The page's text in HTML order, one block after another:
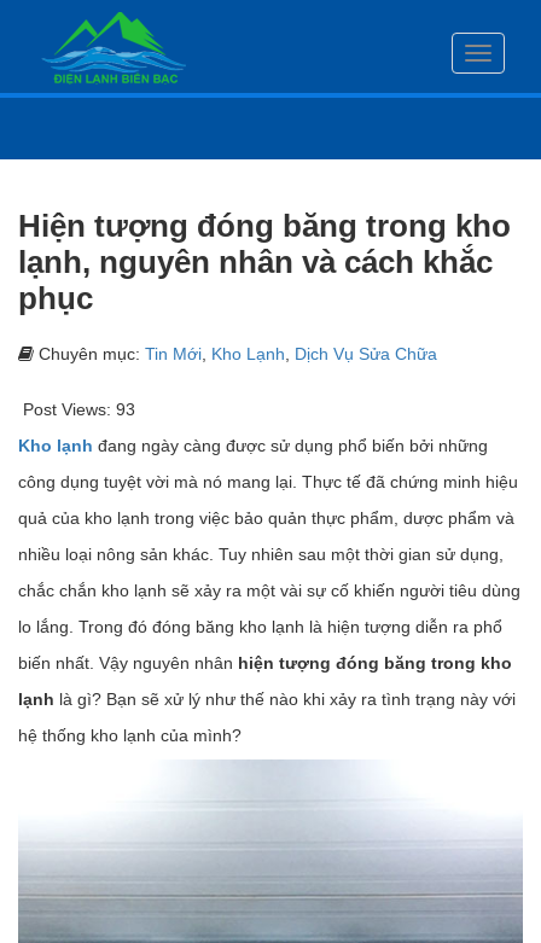
Toggle
Hiện tượng đóng băng trong kho
lạnh, nguyên nhân và cách khắc
phục
Chuyên mục: Tin Mới Kho Lạnh Dịch Vụ Sửa Chữa
Post Views: 93
Kho lạnh đang ngày càng được sử dụng phổ biến bởi những
công dụng tuyệt vời mà nó mang lại. Thực tế đã chứng minh hiệu
quả của kho lạnh trong việc bảo quản thực phẩm, dược phẩm và
nhiều loại nông sản khác. Tuy nhiên sau một thời gian sử dụng,
chắc chắn kho lạnh sẽ xảy ra một vài sự cố khiến người tiêu dùng
lo lắng. Trong đó đóng băng kho lạnh là hiện tượng diễn ra phổ
biến nhất. Vậy nguyên nhân hiện tượng đóng băng trong kho
lạnh là gì? Bạn sẽ xử lý như thế nào khi xảy ra tình trạng này với
hệ thống kho lạnh của mình?